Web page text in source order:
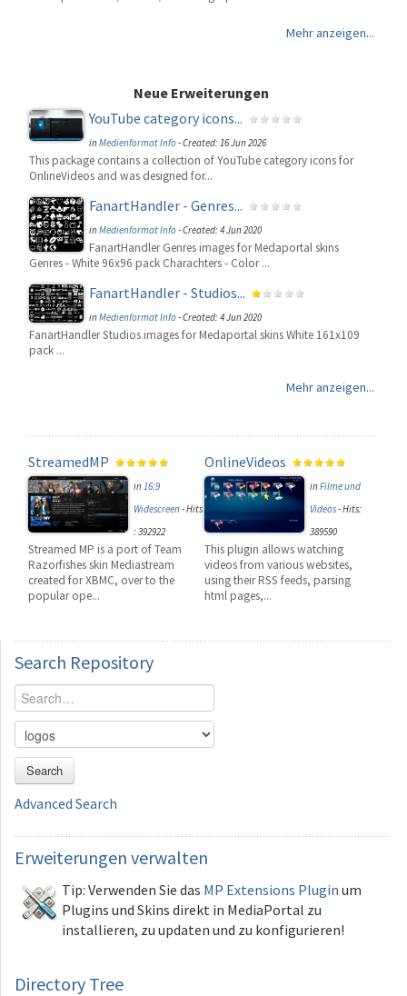
Mehr anzeigen...
Neue Erweiterungen
YouTube category icons...
inMedienformat Info-Created: 16 Jun 2026
This package contains a collection of YouTube category icons for
OnlineVideos and was designed for...
FanartHandler - Genres...
inMedienformat Info-Created: 4 Jun 2020
FanartHandler Genres images for Medaportal skins
Genres - White 96x96 pack Charachters - Color ...
FanartHandler - Studios...
inMedienformat Info-Created: 4 Jun 2020
FanartHandler Studios images for Medaportal skins White 161x109
pack ...
Mehr anzeigen...
StreamedMP
in16:9
Widescreen-Hits
: 392922
Streamed MP is a port of Team
Razorfishes skin Mediastream
created for XBMC, over to the
popular ope...
OnlineVideos
inFilme und
Videos-Hits:
389590
This plugin allows watching
videos from various websites,
using their RSS feeds, parsing
html pages,...
Search Repository
Search
Advanced Search
Erweiterungen verwalten
Tip: Verwenden Sie das MP Extensions Plugin um
Plugins und Skins direkt in MediaPortal zu
installieren, zu updaten und zu konfigurieren!
Directory Tree